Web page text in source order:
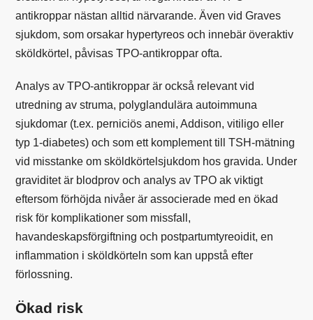
antikroppar nästan alltid närvarande. Även vid Graves
sjukdom, som orsakar hypertyreos och innebär överaktiv
sköldkörtel, påvisas TPO-antikroppar ofta.
Analys av TPO-antikroppar är också relevant vid
utredning av struma, polyglandulära autoimmuna
sjukdomar (t.ex. perniciös anemi, Addison, vitiligo eller
typ 1-diabetes) och som ett komplement till TSH-mätning
vid misstanke om sköldkörtelsjukdom hos gravida. Under
graviditet är blodprov och analys av TPO ak viktigt
eftersom förhöjda nivåer är associerade med en ökad
risk för komplikationer som missfall,
havandeskapsförgiftning och postpartumtyreoidit, en
inflammation i sköldkörteln som kan uppstå efter
förlossning.
Ökad risk